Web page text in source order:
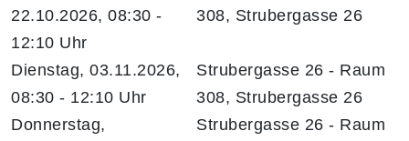
22.10.2026, 08:30 -
12:10 Uhr
308, Strubergasse 26
Dienstag, 03.11.2026,
08:30 - 12:10 Uhr
Strubergasse 26 - Raum
308, Strubergasse 26
Donnerstag,
Strubergasse 26 - Raum